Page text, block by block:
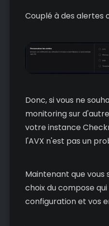
Couplé à des alertes
Donc, si vous ne
monitoring sur
votre instance
l'AVX n'est pas un
Maintenant que vous
choix du compose
configuration et vos